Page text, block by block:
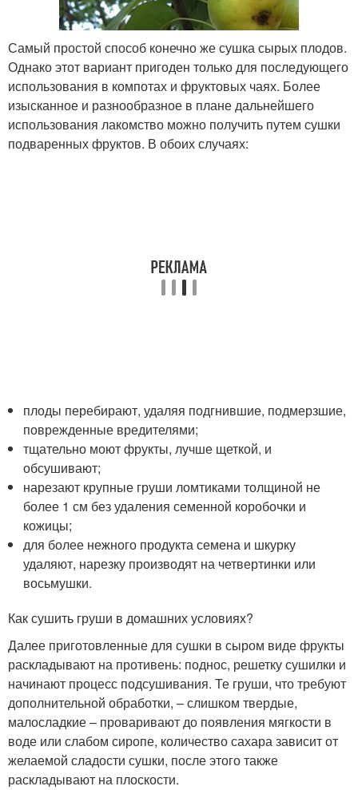
Самый простой способ конечно же сушка сырых плодов.
Однако этот вариант пригоден только для последующего
использования в компотах и фруктовых чаях. Более
изысканное и разнообразное в плане дальнейшего
использования лакомство можно получить путем сушки
подваренных фруктов. В обоих случаях:
плоды перебирают, удаляя подгнившие, подмерзшие,
поврежденные вредителями;
тщательно моют фрукты, лучше щеткой, и
обсушивают;
нарезают крупные груши ломтиками толщиной не
более 1 см без удаления семенной коробочки и
кожицы;
для более нежного продукта семена и шкурку
удаляют, нарезку производят на четвертинки или
восьмушки.
Как сушить груши в домашних условиях?
Далее приготовленные для сушки в сыром виде фрукты
раскладывают на противень: поднос, решетку сушилки и
начинают процесс подсушивания. Те груши, что требуют
дополнительной обработки, – слишком твердые,
малосладкие – проваривают до появления мягкости в
воде или слабом сиропе, количество сахара зависит от
желаемой сладости сушки, после этого также
раскладывают на плоскости.